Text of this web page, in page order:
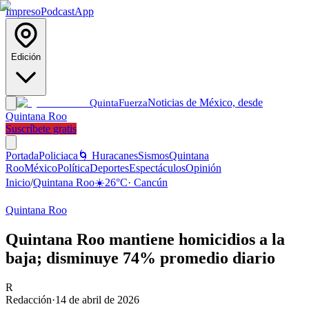
ImpresoPodcastApp
Edición
QuintaFuerzaNoticias de México, desde
Quintana Roo
Suscríbete gratis
PortadaPoliciaca 🌀 HuracanesSismosQuintana
RooMéxicoPolíticaDeportesEspectáculosOpinión
Inicio/Quintana Roo☀️26°C· Cancún
Quintana Roo
Quintana Roo mantiene homicidios a la
baja; disminuye 74% promedio diario
R
Redacción·14 de abril de 2026